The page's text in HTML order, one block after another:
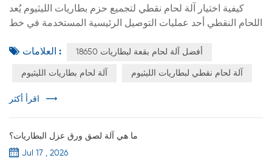
كيفية اختيار آلة لحام نقطي لتجميع حزم بطاريات الليثيوم يُعد
اللحام النقطي أحد عمليات التوصيل الرئيسية المستخدمة في خط
المطلوب على التوالي والتوازي، يجب لحام شرائح النيكل أو مواد
التوصيل الأخرى بأطراف الخلايا لتشكيل الدائرة الكهربائية.
العلامات : أفضل آلة لحام بقعة لبطاريات 18650
آلة لحام بطاريات الليثيوم آلة لحام نقطي لبطاريات الليثيوم
اقرأ أكثر
ما هي آلة لصق ورق عزل البطاريات؟
Jul 17 , 2026